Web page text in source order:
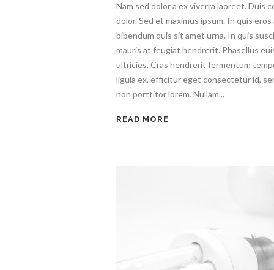
Nam sed dolor a ex viverra laoreet. Duis
dolor. Sed et maximus ipsum. In quis eros
bibendum quis sit amet urna. In quis
mauris at feugiat hendrerit. Phasellus
ultricies. Cras hendrerit fermentum
ligula ex, efficitur eget consectetur id,
non porttitor lorem. Nullam...
READ MORE